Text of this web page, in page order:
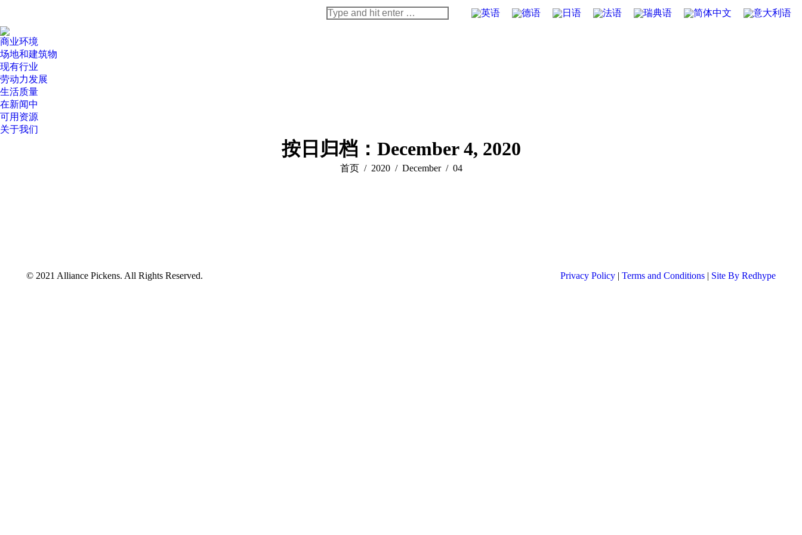
Search:
商业环境
场地和建筑物
现有行业
劳动力发展
生活质量
在新闻中
可用 资源
关于我们
按日归档： December 4, 2020
您在这里：
首页 2020 December 04
© 2021 Alliance Pickens. All Rights Reserved. Privacy Policy | Terms and Conditions | Site By Redhype